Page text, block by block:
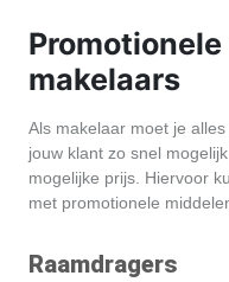
makelaars
Als makelaar moet je
jouw klant zo snel
mogelijke prijs. Hiervoor
met promotionele
Raamdragers